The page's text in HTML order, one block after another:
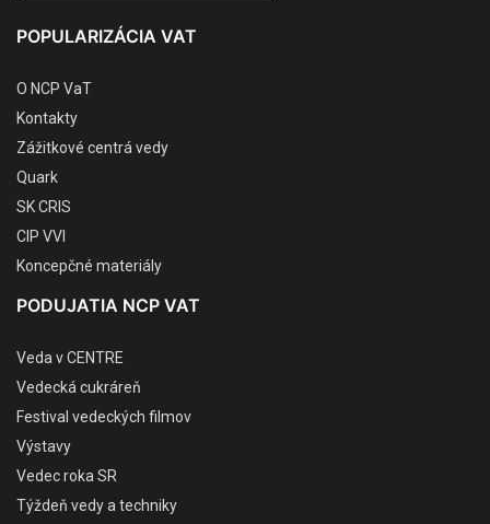
POPULARIZÁCIA VAT
O NCP VaT
Kontakty
Zážitkové centrá vedy
Quark
SK CRIS
CIP VVI
Koncepčné materiály
PODUJATIA NCP VAT
Veda v CENTRE
Vedecká cukráreň
Festival vedeckých filmov
Výstavy
Vedec roka SR
Týždeň vedy a techniky